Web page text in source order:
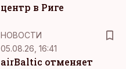
центр в Риге
НОВОСТИ
05.08.26, 16:41
airBaltic отменяет